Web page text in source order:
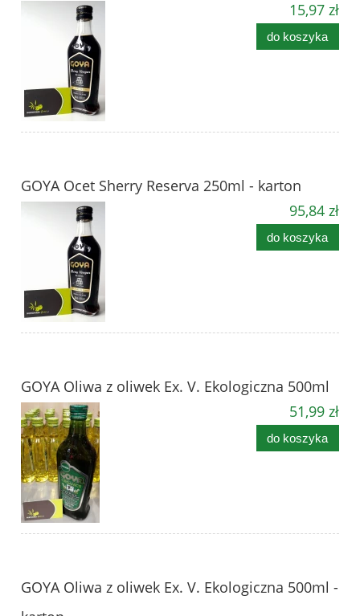
15,97 zł
do koszyka
GOYA Ocet Sherry Reserva 250ml - karton
95,84 zł
do koszyka
GOYA Oliwa z oliwek Ex. V. Ekologiczna 500ml
51,99 zł
do koszyka
GOYA Oliwa z oliwek Ex. V. Ekologiczna 500ml -